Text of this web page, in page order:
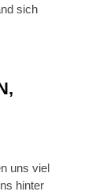
sich
uns viel
hinter